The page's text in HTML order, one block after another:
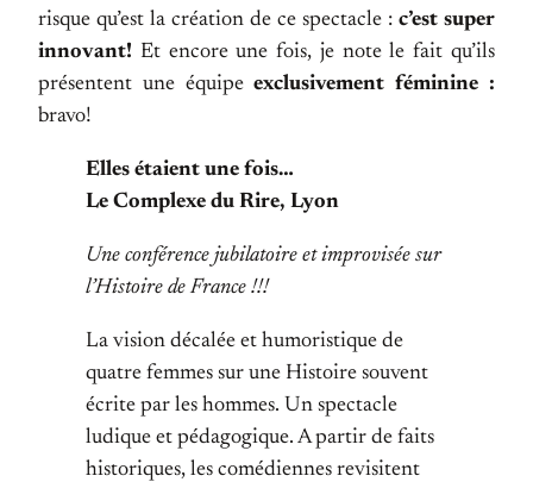
risque qu’est la création de ce spectacle : c’est super
innovant! Et encore une fois, je note le fait qu’ils
présentent une équipeexclusivement féminine :
bravo!
Elles étaient une fois…
Le Complexe du Rire, Lyon
Une conférence jubilatoire et improvisée sur
l’Histoire de France !!!
La vision décalée et humoristique de
quatre femmes sur une Histoire souvent
écrite par les hommes. Un spectacle
ludique et pédagogique. A partir de faits
historiques, les comédiennes revisitent